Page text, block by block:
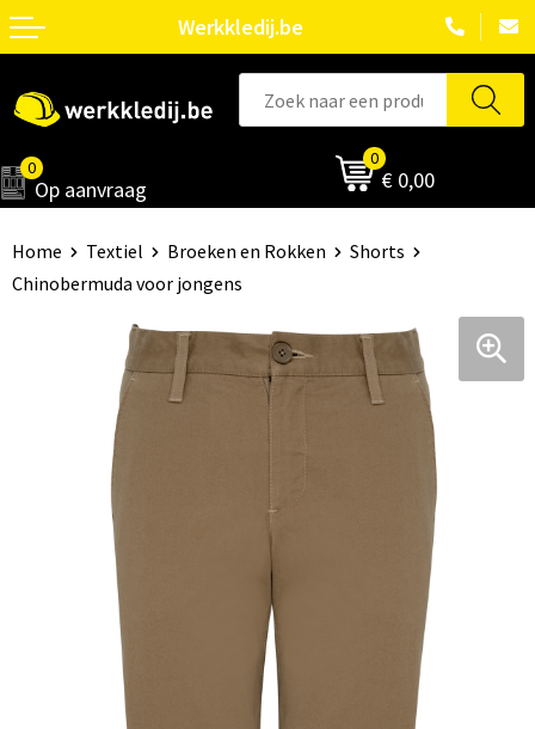
Werkkledij.be
0
Op aanvraag
0
€ 0,00
Home Textiel Broeken en Rokken
Shorts
Chinobermuda voor jongens